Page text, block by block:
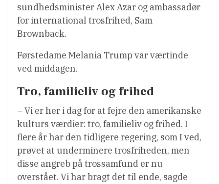
sundhedsminister Alex Azar og ambassadør
for international trosfrihed, Sam
Brownback.
Førstedame Melania Trump var værtinde
ved middagen.
Tro, familieliv og frihed
– Vi er her i dag for at fejre den amerikanske
kulturs værdier: tro, familieliv og frihed. I
flere år har den tidligere regering, som I ved,
prøvet at underminere trosfriheden, men
disse angreb på trossamfund er nu
overstået. Vi har bragt det til ende, sagde